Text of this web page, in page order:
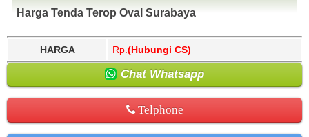
Harga Tenda Terop Oval Surabaya
HARGA Rp. (Hubungi CS)
Chat Whatsapp
Telphone